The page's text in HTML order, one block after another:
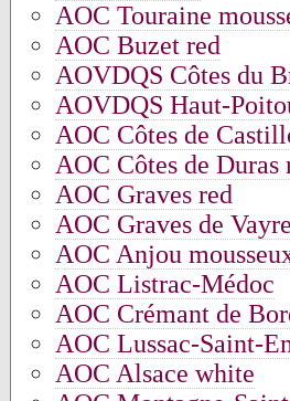
AOC Touraine
AOC Buzet red
AOVDQS Côtes du
AOVDQS Haut-
AOC Côtes de
AOC Côtes de Duras
AOC Graves red
AOC Graves de
AOC Anjou
AOC Listrac-Médoc
AOC Crémant de
AOC Lussac-Saint-
AOC Alsace white